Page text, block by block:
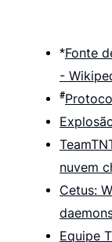
*Fonte
-
#
nuvem
Cetus:
Equipe